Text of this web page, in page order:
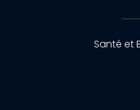
Santé et